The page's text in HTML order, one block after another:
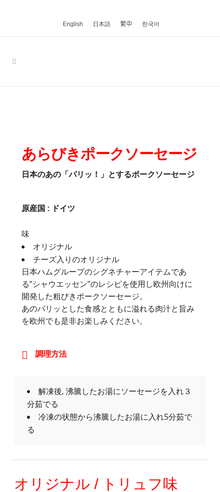
English 日本語 繁中 한국어
あらびきポークソーセージ
日本のあの「パリッ！」とするポークソーセージ
原産国 : ドイツ
味
オリジナル
チーズ入りのオリジナル
日本ハムグループのシグネチャーアイテムであ
る”シャウエッセン”のレシピを使用し欧州向けに
開発した粗びきポークソーセージ。
あのパリッとした食感とともに溢れる肉汁と旨み
を欧州でも是非お楽しみください。
調理方法
解凍後, 沸騰したお湯にソーセージを入れ３
分茹でる
冷凍の状態から沸騰したお湯に入れ5分茹で
る
オリジナル / トリュフ味